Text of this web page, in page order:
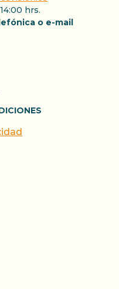
hrs.
o e-mail